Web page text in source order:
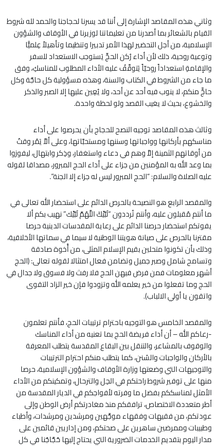
وثاني هذه المقاصد الإشارة إلى أننا قد يسرنا لحجاجنا والحمد لله شروط
القيام بالشعائر بما أصدرنا من تعليماتنا لوزيرنا في الأوقاف والشؤون
الإسلامية، من أجل التحضير لهذا الأمر تدبيرا وتنظيما وتأهيلاً عِلميًّا
وتوعية روحية، ذلك لأن أداء رُكن الحجِّ يَستوجب الاستعداد للسفر
والإقامةِ استعداداً روحيّاً يَتوقَّفُ عليه الأداء المطلوب للمناسكِ، وفق
ما جاء من الشروط في الكتاب والسنة، وهذه مسؤولية كل حاجَّة وكل
حاجٍّ منكم، لا ينوب فيه أحد عن أحد، ولا يُعِين عليها إلا الصبر والذكر
والخشوع، بحيث لا يغيب القصد ولو لحظة واحدة.
وثالث هذه المقاصد توجيه النصح للحجاج بأن يحرصوا على أداء
مناسكهم بأركانها وواجباتها وسننها ومستحبَّاتها، وعلى ألاَّ يَمُر وقتٌ
من أوقاتهم الثمينة إلاَّ وهم في دعاء واستغفار، وذِكر وابتهال، ليفوزوا
بما وعد الله به المؤمنين من جزاء على أداء الحج المبرور، مصداقا لقوله
عليه الصلاة والسلام: “الحج المبرور ليس له جزاء إلا الجنة”.
والمقصد الرابع هو النصيحة بالحرص الدائم على استحضار الله تعالى في
ما أنتم مُقبلون عليه، وأنتم تُرددون “لَبَّيْكَ اللَّهُمَّ لَبَّيْك” نهيب بكم ألا
يفوتكم استحضار حرصنا الدائم على رعاية المقدسات الدينية حرصا
مقترنا بالحرص على صيانة هويتنا الوطنية لا سيما في سماتها الأخلاقية،
وذلك بأن تكونوا متحلين بقيم الإسلام المثلى، من أُخوة صادقة
وتسامح شامل وصبر جميل وتضامن فعال امتثالا لقوله تعالى: ﴿الحج
أشهر معلومات فمن فرض فيهن الحج فلا رفث ولا فسوق ولا جدال في
الحج وما تفعلوا من خير يعلمه الله وتزودوا فإن خير الزاد التقوى
واتقون يا أولي الالباب﴾.
والمقصد الخامس هو التوجيه باحترام ترتيبات الحج، فأنتم تعلمون
-رعاكم الله – أن أداء فريضة الحج بما تعنيه من أداء المناسك
والوقوف بالمشاعر، والتنقل بين البقاع المقدسة يتطلب المعرفة
بالأركان والواجبات والسُنن، كما يتطلب منكم احترام الترتيبات
والتوجيهات التي وضعتها وزارة الأوقاف والشؤون الإسلامية، حرصا
منها على توفير شروط راحتكم في الحِل والترحال، وتمكينكم من الأداء
الأمثل لمناسككم بفضل ما وفرته لأفواجكم في الديار المقدسة من
أطر متعددة الاختصاص، ترافقكم منذ مغادرتكم أرض الوطن وإلى
عودتكم، من فقيهات وفقهاء موجِّهين ومرشدين ومرشدات، وأطباء
وطبيبات وممرضين ساهرين على صحتكم، ومن إداريين قائمين على
مدار اليوم بتقديم الخدمات الضرورية التي يحتاج إليها حُجَّاجُنا في كل